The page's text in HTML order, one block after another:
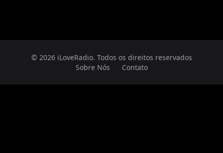
© 2026 iLoveRadio. Todos os direitos reservados
Sobre Nós
Contato